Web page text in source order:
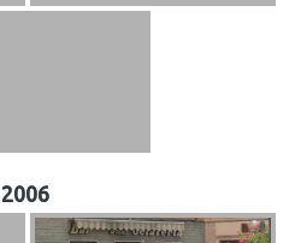
2006